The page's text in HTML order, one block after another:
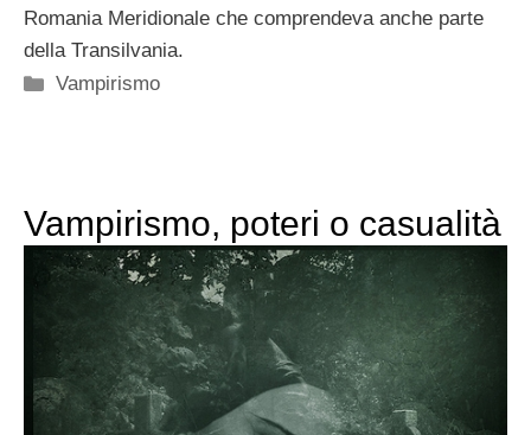
Romania Meridionale che comprendeva anche parte
della Transilvania.
Categorie
Vampirismo
Vampirismo, poteri o casualità